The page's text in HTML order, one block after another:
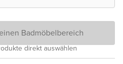
Badmöbelbereich
direkt auswählen